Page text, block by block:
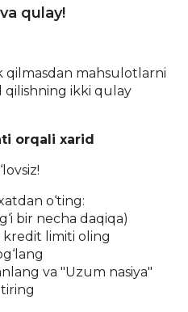
qulay!
qilmasdan mahsulotlarni
qilishning ikki qulay
orqali xarid
o‘ting:
bir necha daqiqa)
kredit limiti oling
va "Uzum nasiya"